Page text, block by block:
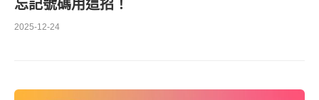
忘記號碼用這招！
2025-12-24